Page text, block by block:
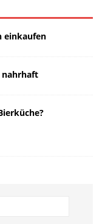
einkaufen
nahrhaft